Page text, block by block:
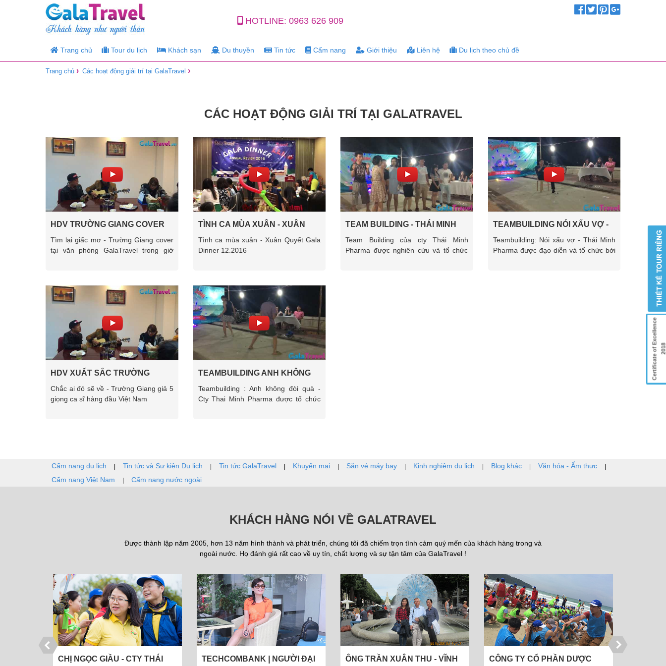
HOTLINE: 0963 626 909
Trang chủ Tour du lịch Khách sạn Du thuyền Tin tức Cẩm nang Giới thiệu Liên hệ Du lịch theo chủ đề
Trang chủ › Các hoạt động giải trí tại GalaTravel ›
CÁC HOẠT ĐỘNG GIẢI TRÍ TẠI GALATRAVEL
HDV TRƯỜNG GIANG COVER
TÌM LẠI GIẤC MƠ
Tìm lại giấc mơ - Trường Giang cover
tại văn phòng GalaTravel trong giờ
TÌNH CA MÙA XUÂN - XUÂN
QUYẾT GALA DINNER 2016
Tình ca mùa xuân - Xuân Quyết Gala
Dinner 12.2016
TEAM BUILDING - THÁI MINH
PHARMA BY GALATRAVEL
Team Building của cty Thái Minh
Pharma được nghiên cứu và tổ chức
TEAMBUILDING NÓI XẤU VỢ -
THÁI MINH PHARMA
Teambuilding: Nói xấu vợ - Thái Minh
Pharma được đạo diễn và tổ chức bởi
HDV XUẤT SẮC TRƯỜNG
GIANG
Chắc ai đó sẽ về - Trường Giang giả 5
giọng ca sĩ hàng đầu Việt Nam
TEAMBUILDING ANH KHÔNG
PHARMA
Teambuilding : Anh không đòi quà -
Cty Thai Minh Pharma được tổ chức
Cẩm nang du lịch Tin tức và Sự kiện Du lịch Tin tức GalaTravel Khuyến mại Săn vé máy bay Kinh nghiệm du lịch Blog khác Văn hóa - Ẩm thực
Cẩm nang Việt Nam Cẩm nang nước ngoài
KHÁCH HÀNG NÓI VỀ GALATRAVEL
Được thành lập năm 2005, hơn 13 năm hình thành và phát triển, chúng tôi đã chiếm trọn tình cảm quý mến của khách hàng trong và
ngoài nước. Họ đánh giá rất cao về uy tín, chất lượng và sự tận tâm của GalaTravel !
TECHCOMBANK | NGƯỜI ĐẠI
ÔNG TRẦN XUÂN THU - VĨNH
CÔNG TY CỔ PHẦN DƯỢC
CÔ THÚY - VĨNH PHÚC
Certificate of Excellence 2018